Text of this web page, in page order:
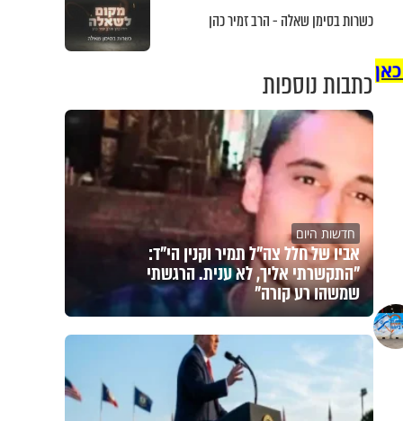
כשרות בסימן שאלה - הרב זמיר כהן
כתבות נוספות
חדשות היום
אביו של חלל צה"ל תמיר וקנין הי"ד:
"התקשרתי אליך, לא ענית. הרגשתי
שמשהו רע קורה"